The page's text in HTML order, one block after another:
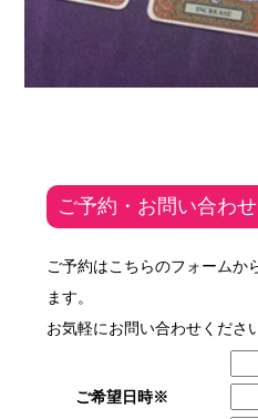
ご予約・お問い合わ
ご予約はこちらのフォームか
ます。
お気軽にお問い合わせくださ
ご希望日時※